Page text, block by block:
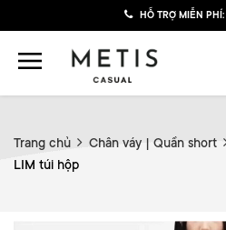
HỖ TRỢ MIỄN PHÍ:
Trang chủ Chân váy | Quần short
LIM túi hộp